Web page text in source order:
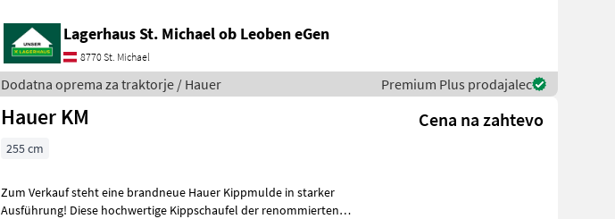
Lagerhaus St. Michael ob Leoben eGen
8770 St. Michael
Dodatna oprema za traktorje / Hauer Premium Plus prodajalec
Hauer KM Cena na zahtevo
255 cm
Zum Verkauf steht eine brandneue Hauer Kippmulde in starker
Ausführung! Diese hochwertige Kippschaufel der renommierten